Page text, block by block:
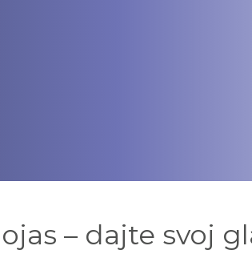
– dajte svoj